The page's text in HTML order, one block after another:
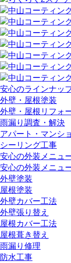
安心のラインナッ
外壁・屋根塗装
外壁・屋根リフォ
雨漏り調査・解決
アパート・マンシ
シーリング工事
安心の外装メニュ
安心の外装メニュ
外壁塗装
屋根塗装
外壁カバー工法
外壁張り替え
屋根カバー工法
屋根葺き替え
雨漏り修理
防水工事